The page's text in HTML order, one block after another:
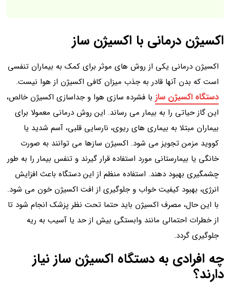
اکسیژن‌ درمانی با اکسیژن‌ ساز
اکسیژن‌ درمانی یکی از روش‌ های موثر برای کمک به بیماران تنفسی
است که بدن آنها قادر به جذب میزان کافی اکسیژن از هوا نیست.
دستگاه اکسیژن‌ ساز با فشرده‌ سازی هوا و جداسازی اکسیژن خالص،
این گاز حیاتی را به بیمار می رساند. این روش درمانی معمولا برای
بیماران مبتلا به بیماری‌ های ریوی، نارسایی قلبی، آسم شدید یا
کووید مزمن تجویز می‌ شود. اکسیژن‌ سازها می‌ توانند به صورت
خانگی یا بیمارستانی مورد استفاده قرار گیرند و تنفس بیمار را به طور
چشمگیری بهبود دهند. استفاده منظم از این دستگاه باعث افزایش
انرژی، بهبود کیفیت خواب و جلوگیری از افت اکسیژن خون می‌ شود.
با این حال، مصرف اکسیژن باید حتما تحت نظر پزشک انجام شود تا
از خطرات احتمالی مانند وابستگی بیش از حد یا آسیب به ریه
جلوگیری گردد.
چه افرادی به دستگاه اکسیژن‌ ساز نیاز
دارند؟